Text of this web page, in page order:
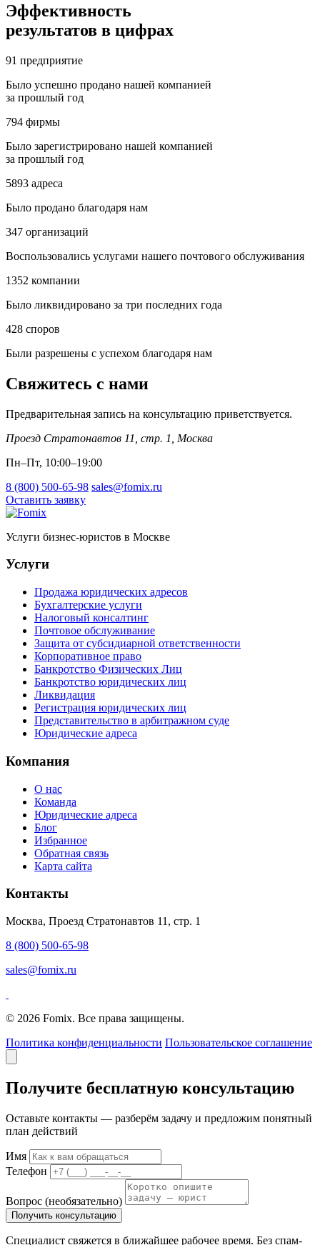
Эффективность
результатов в цифрах
91 предприятие
Было успешно продано нашей компанией
за прошлый год
794 фирмы
Было зарегистрировано нашей компанией
за прошлый год
5893 адреса
Было продано благодаря нам
347 организаций
Воспользовались услугами нашего почтового обслуживания
1352 компании
Было ликвидировано за три последних года
428 споров
Были разрешены с успехом благодаря нам
Свяжитесь с нами
Предварительная запись на консультацию приветствуется.
Проезд Стратонавтов 11, стр. 1
Москва
Пн–Пт, 10:00–19:00
8 (800) 500-65-98 sales@fomix.ru
Оставить заявку
Услуги бизнес-юристов в Москве
Услуги
Продажа юридических адресов
Бухгалтерские услуги
Налоговый консалтинг
Почтовое обслуживание
Защита от субсидиарной ответственности
Корпоративное право
Банкротство Физических Лиц
Банкротство юридических лиц
Ликвидация
Регистрация юридических лиц
Представительство в арбитражном суде
Юридические адреса
Компания
О нас
Команда
Юридические адреса
Блог
Избранное
Обратная связь
Карта сайта
Контакты
Москва, Проезд Стратонавтов 11, стр. 1
8 (800) 500-65-98
sales@fomix.ru
© 2026 Fomix. Все права защищены.
Политика конфиденциальности Пользовательское соглашение
Получите бесплатную консультацию
Оставьте контакты — разберём задачу и предложим понятный
план действий
Имя
Телефон
Вопрос (необязательно)
Получить консультацию
Специалист свяжется в ближайшее рабочее время. Без спам-